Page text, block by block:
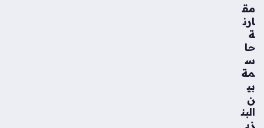
مق
ارن
ة
حا
س
مة
بي
ن
البن
زي